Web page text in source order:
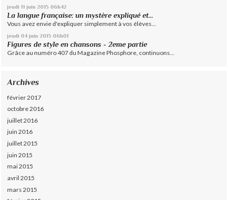
jeudi 11 juin 2015 06h42
La langue française: un mystère expliqué et...
Vous avez envie d'expliquer simplement à vos élèves...
jeudi 04 juin 2015 06h01
Figures de style en chansons - 2eme partie
Grâce au numéro 407 du Magazine Phosphore, continuons...
Archives
février 2017
octobre 2016
juillet 2016
juin 2016
juillet 2015
juin 2015
mai 2015
avril 2015
mars 2015